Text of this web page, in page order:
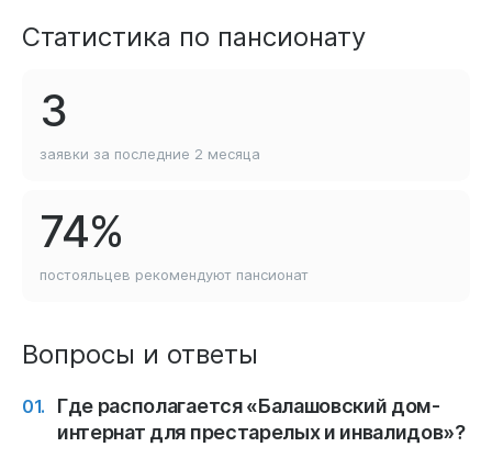
Статистика по пансионату
3
заявки за последние 2 месяца
74%
постояльцев рекомендуют пансионат
Вопросы и ответы
Где располагается «Балашовский дом-
интернат для престарелых и инвалидов»?